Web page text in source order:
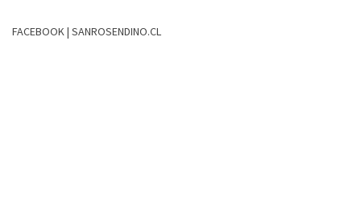
FACEBOOK | SANROSENDINO.CL